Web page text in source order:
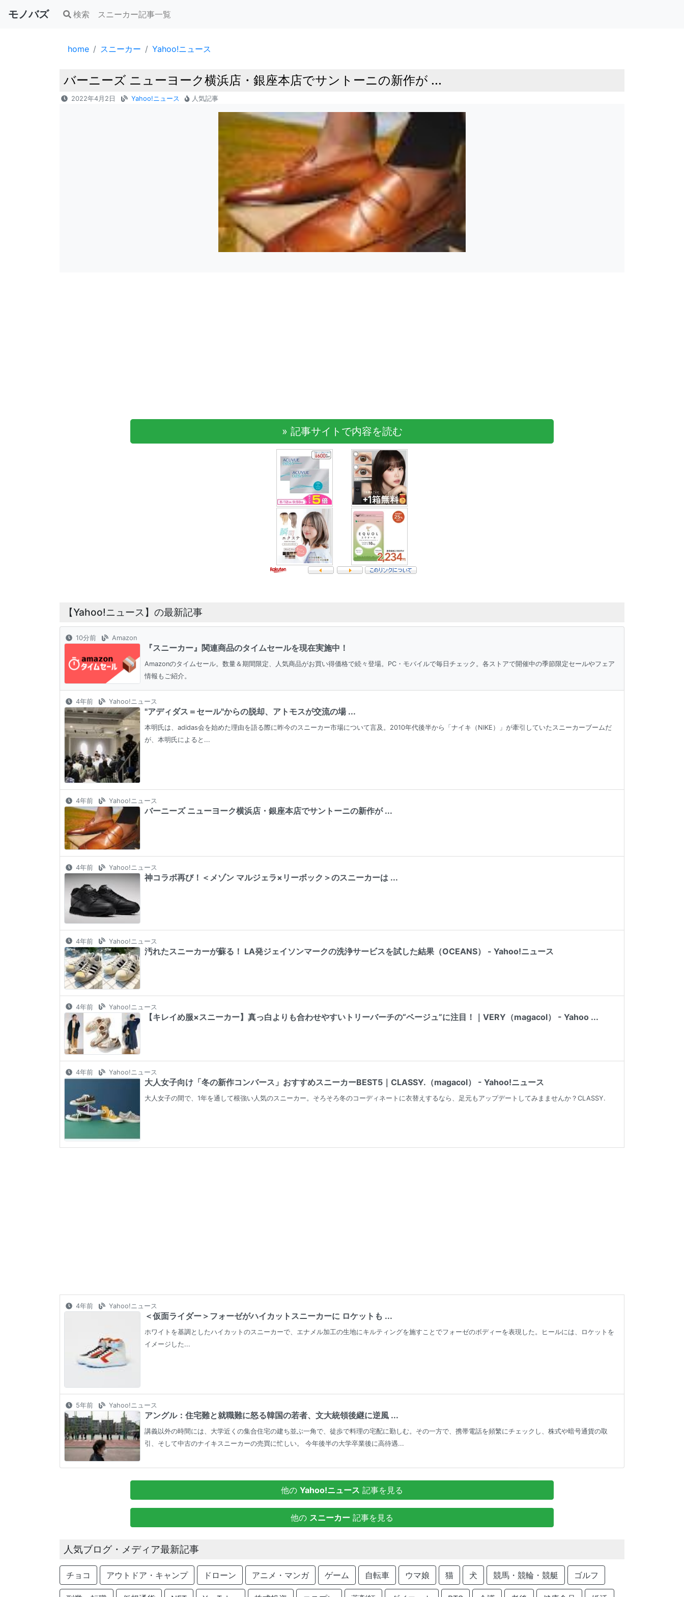
モノバズ 検索 スニーカー記事一覧
home スニーカー Yahoo!ニュース
バーニーズ ニューヨーク横浜店・銀座本店でサントーニの新作が ...
2022年4月2日 Yahoo!ニュース 人気記事
» 記事サイトで内容を読む
【Yahoo!ニュース】の最新記事
10分前 Amazon
『スニーカー』関連商品のタイムセールを現在実施中！
Amazonのタイムセール。数量＆期間限定、人気商品がお買い得価格で続々登場。PC・モバイルで毎日チェック。各ストアで開催中の季節限定セールやフェア
情報もご紹介。
4年前 Yahoo!ニュース
"アディダス＝セール"からの脱却、アトモスが交流の場 ...
本明氏は、adidas会を始めた理由を語る際に昨今のスニーカー市場について言及。2010年代後半から「ナイキ（NIKE）」が牽引していたスニーカーブームだ
が、本明氏によると...
4年前 Yahoo!ニュース
バーニーズ ニューヨーク横浜店・銀座本店でサントーニの新作が ...
4年前 Yahoo!ニュース
神コラボ再び！＜メゾン マルジェラ×リーボック＞のスニーカーは ...
4年前 Yahoo!ニュース
汚れたスニーカーが蘇る！ LA発ジェイソンマークの洗浄サービスを試した結果（OCEANS） - Yahoo!ニュース
4年前 Yahoo!ニュース
【キレイめ服×スニーカー】真っ白よりも合わせやすいトリーバーチの“ベージュ”に注目！｜VERY（magacol） - Yahoo ...
4年前 Yahoo!ニュース
大人女子向け「冬の新作コンバース」おすすめスニーカーBEST5｜CLASSY.（magacol） - Yahoo!ニュース
大人女子の間で、1年を通して根強い人気のスニーカー。そろそろ冬のコーディネートに衣替えするなら、足元もアップデートしてみまませんか？CLASSY.
4年前 Yahoo!ニュース
＜仮面ライダー＞フォーゼがハイカットスニーカーに ロケットも ...
ホワイトを基調としたハイカットのスニーカーで、エナメル加工の生地にキルティングを施すことでフォーゼのボディーを表現した。ヒールには、ロケットを
イメージした...
5年前 Yahoo!ニュース
アングル：住宅難と就職難に怒る韓国の若者、文大統領後継に逆風 ...
講義以外の時間には、大学近くの集合住宅の建ち並ぶ一角で、徒歩で料理の宅配に勤しむ。その一方で、携帯電話を頻繁にチェックし、株式や暗号通貨の取
引、そして中古のナイキスニーカーの売買に忙しい。 今年後半の大学卒業後に高待遇...
他の Yahoo!ニュース 記事を見る
他の スニーカー 記事を見る
人気ブログ・メディア最新記事
チョコ アウトドア・キャンプ ドローン アニメ・マンガ ゲーム 自転車 ウマ娘 猫 犬 競馬・競輪・競艇 ゴルフ